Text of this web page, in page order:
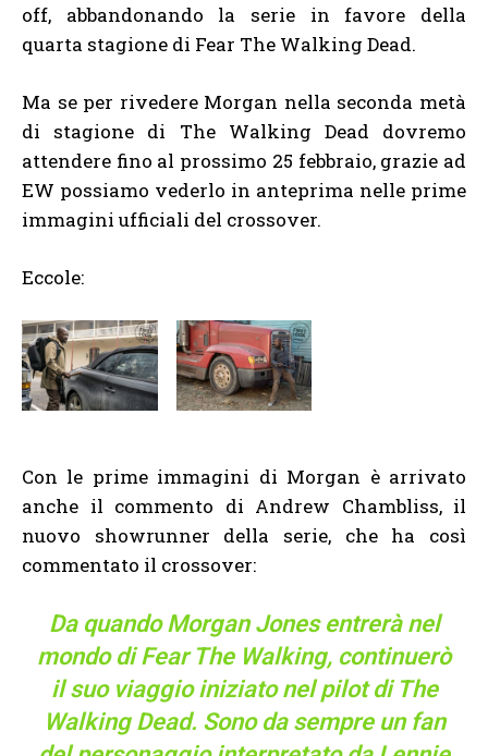
off, abbandonando la serie in favore della
quarta stagione di Fear The Walking Dead.
Ma se per rivedere Morgan nella seconda metà
di stagione di The Walking Dead dovremo
attendere fino al prossimo 25 febbraio, grazie ad
EW possiamo vederlo in anteprima nelle prime
immagini ufficiali del crossover.
Eccole:
Con le prime immagini di Morgan è arrivato
anche il commento di Andrew Chambliss, il
nuovo showrunner della serie, che ha così
commentato il crossover:
Da quando Morgan Jones entrerà nel
mondo di Fear The Walking, continuerò
il suo viaggio iniziato nel pilot di The
Walking Dead. Sono da sempre un fan